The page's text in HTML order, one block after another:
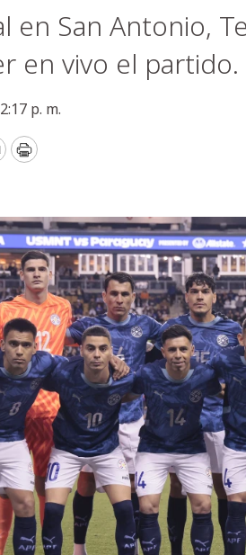
en San Antonio,
en vivo el partido.
p. m.
Print